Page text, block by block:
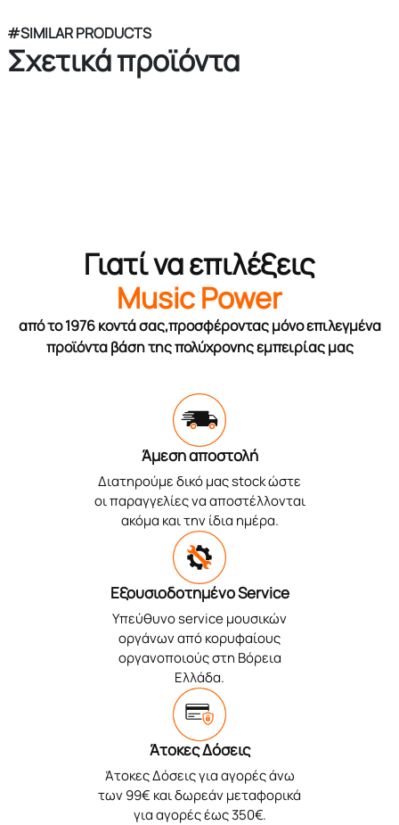
#SIMILAR PRODUCTS
Σχετικά προϊόντα
Γιατί να επιλέξεις
Music Power
από το 1976 κοντά σας,προσφέροντας μόνο επιλεγμένα
προϊόντα βάση της πολύχρονης εμπειρίας μας
Άμεση αποστολή
Διατηρούμε δικό μας stock ώστε
οι παραγγελίες να αποστέλλονται
ακόμα και την ίδια ημέρα.
Εξουσιοδοτημένο Service
Υπεύθυνο service μουσικών
οργάνων από κορυφαίους
οργανοποιούς στη Βόρεια
Ελλάδα.
Άτοκες Δόσεις
Άτοκες Δόσεις για αγορές άνω
των 99€ και δωρεάν μεταφορικά
για αγορές έως 350€.